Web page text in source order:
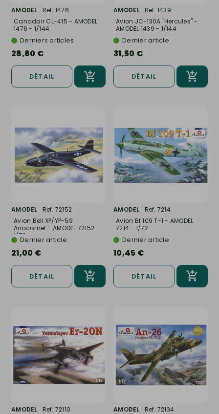
AMODEL
Ref. 1476
Canadair CL-415 - AMODEL
1476 - 1/144
Derniers articles
28,80 €
DÉTAIL
AMODEL
Ref. 1439
Avion JC-130A "Hercules" -
AMODEL 1439 - 1/144
Dernier article
31,50 €
DÉTAIL
AMODEL
Ref. 72152
Avion Bell XP/YP-59
Airacomet - AMODEL 72152 -
1/72Dernier article
21,00 €
DÉTAIL
AMODEL
Ref. 7214
Avion Bf 109 T-1 - AMODEL
7214 - 1/72
Dernier article
10,45 €
DÉTAIL
AMODEL
Ref. 72110
AMODEL
Ref. 72134